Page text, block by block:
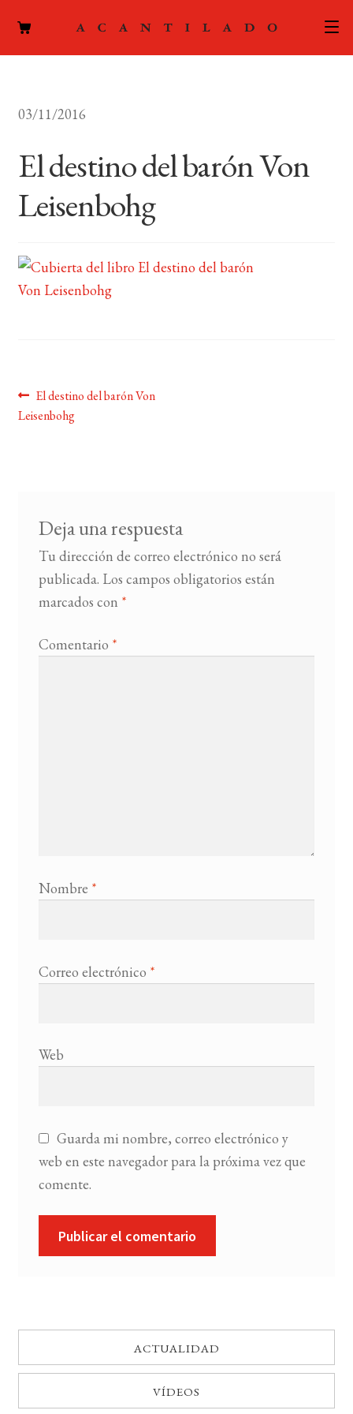
ACTUALIDAD
FOREIGN RIGHTS
03/11/2016
El destino del barón Von
Leisenbohg
Navegación
de
Anterior:
El destino del barón Von
Leisenbohg
Deja una respuesta
Tu dirección de correo electrónico no será
publicada. Los campos obligatorios están
marcados con *
Comentario *
Nombre *
Correo electrónico *
Web
Guarda mi nombre, correo electrónico y
web en este navegador para la próxima vez que
comente.
ACTUALIDAD
VÍDEOS